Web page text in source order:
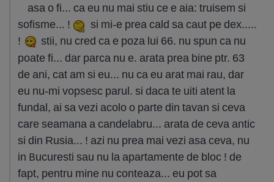
asa o fi... ca eu nu mai stiu ce e aia: truisem si
sofisme... !
si mi-e prea cald sa caut pe dex.....
!
stii, nu cred ca e poza lui 66. nu spun ca nu
poate fi... dar parca nu e. arata prea bine ptr. 63
de ani, cat am si eu... nu ca eu arat mai rau, dar
eu nu-mi vopsesc parul. si daca te uiti atent la
fundal, ai sa vezi acolo o parte din tavan si ceva
care seamana a candelabru... arata de ceva antic
si din Rusia... ! azi nu prea mai vezi asa ceva, nu
in Bucuresti sau nu la apartamente de bloc ! de
fapt, pentru mine nu conteaza... eu pot sa